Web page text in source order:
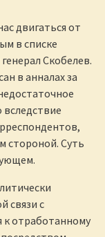
двигаться от
в списке
Скобелев.
в анналах за
стороной. Суть
связи с
отработанному